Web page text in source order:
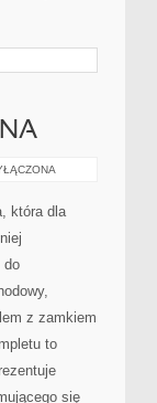
która dla
do
z zamkiem
to
się